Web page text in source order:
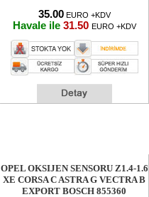
35.00 EURO +KDV
Havale ile 31.50 EURO +KDV
OPEL OKSIJEN SENSORU Z1.4-1.6
XE CORSA C ASTRA G VECTRA B
EXPORT BOSCH 855360